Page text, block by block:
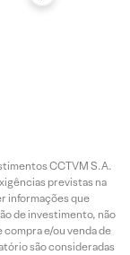
CCTVM S.A.
previstas na
informações que
de investimento, não
e/ou venda de
são consideradas